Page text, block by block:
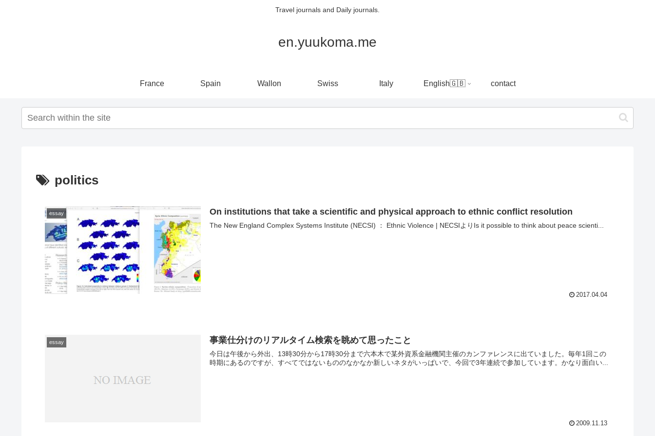
Travel journals and Daily journals.
en.yuukoma.me
France Spain Wallon Swiss Italy English🇬🇧 contact
politics
essay On institutions that take a scientific and physical approach to ethnic conflict resolution
The New England Complex Systems Institute (NECSI) ： Ethnic Violence | NECSIよりIs it possible to think about peace scienti...
2017.04.04
essay 事業仕分けのリアルタイム検索を眺めて思ったこと
今日は午後から外出、13時30分から17時30分まで六本木で某外資系金融機関主催のカンファレンスに出ていました。毎年1回この
時期にあるのですが、すべてではないもののなかなか新しいネタがいっぱいで、今回で3年連続で参加しています。かなり面白い...
2009.11.13